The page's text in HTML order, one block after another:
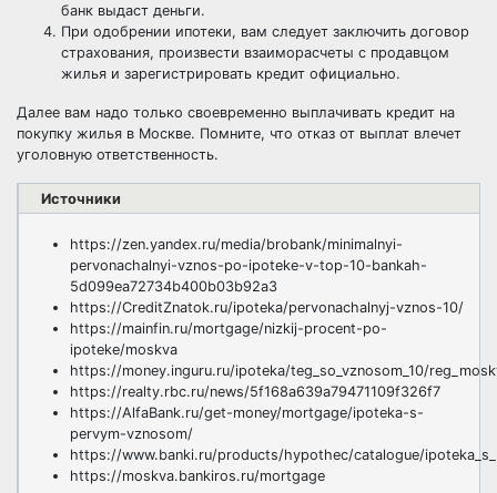
банк выдаст деньги.
При одобрении ипотеки, вам следует заключить договор
страхования, произвести взаиморасчеты с продавцом
жилья и зарегистрировать кредит официально.
Далее вам надо только своевременно выплачивать кредит на
покупку жилья в Москве. Помните, что отказ от выплат влечет
уголовную ответственность.
Источники
https://zen.yandex.ru/media/brobank/minimalnyi-
pervonachalnyi-vznos-po-ipoteke-v-top-10-bankah-
5d099ea72734b400b03b92a3
https://CreditZnatok.ru/ipoteka/pervonachalnyj-vznos-10/
https://mainfin.ru/mortgage/nizkij-procent-po-
ipoteke/moskva
https://money.inguru.ru/ipoteka/teg_so_vznosom_10/
https://realty.rbc.ru/news/5f168a639a79471109f326f7
https://AlfaBank.ru/get-money/mortgage/ipoteka-s-
pervym-vznosom/
https://www.banki.ru/products/hypothec/catalogue/
https://moskva.bankiros.ru/mortgage